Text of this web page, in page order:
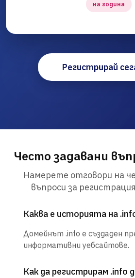
на година
Регистрирай
Често задавани
Намерете отговори на
въпроси за
Каква е историята на
Домейнът .info е създаден
информативни уебсайтове.
Как да регистрирам .info